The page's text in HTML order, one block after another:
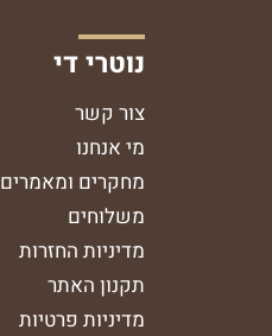
נוטרי די
צור קשר
מי אנחנו
מחקרים ומאמרים
משלוחים
מדיניות החזרות
תקנון האתר
מדיניות פרטיות